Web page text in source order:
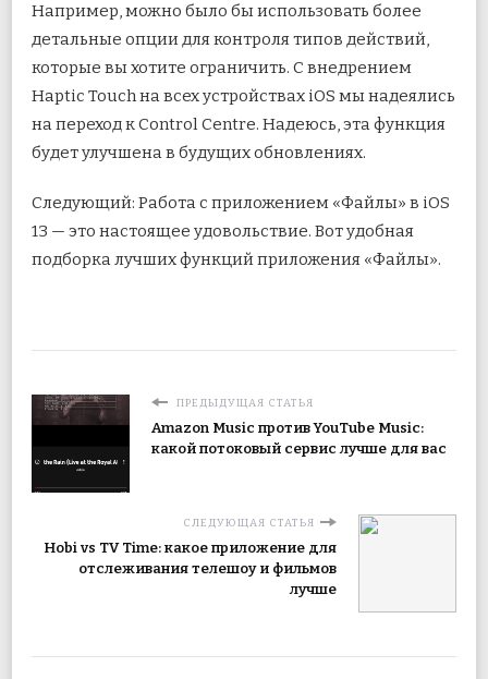
Например, можно было бы использовать более
детальные опции для контроля типов действий,
которые вы хотите ограничить. С внедрением
Haptic Touch на всех устройствах iOS мы надеялись
на переход к Control Centre. Надеюсь, эта функция
будет улучшена в будущих обновлениях.
Следующий: Работа с приложением «Файлы» в iOS
13 — это настоящее удовольствие. Вот удобная
подборка лучших функций приложения «Файлы».
ПРЕДЫДУЩАЯ СТАТЬЯ
Amazon Music против YouTube Music:
какой потоковый сервис лучше для вас
СЛЕДУЮЩАЯ СТАТЬЯ
Hobi vs TV Time: какое приложение для
отслеживания телешоу и фильмов
лучше